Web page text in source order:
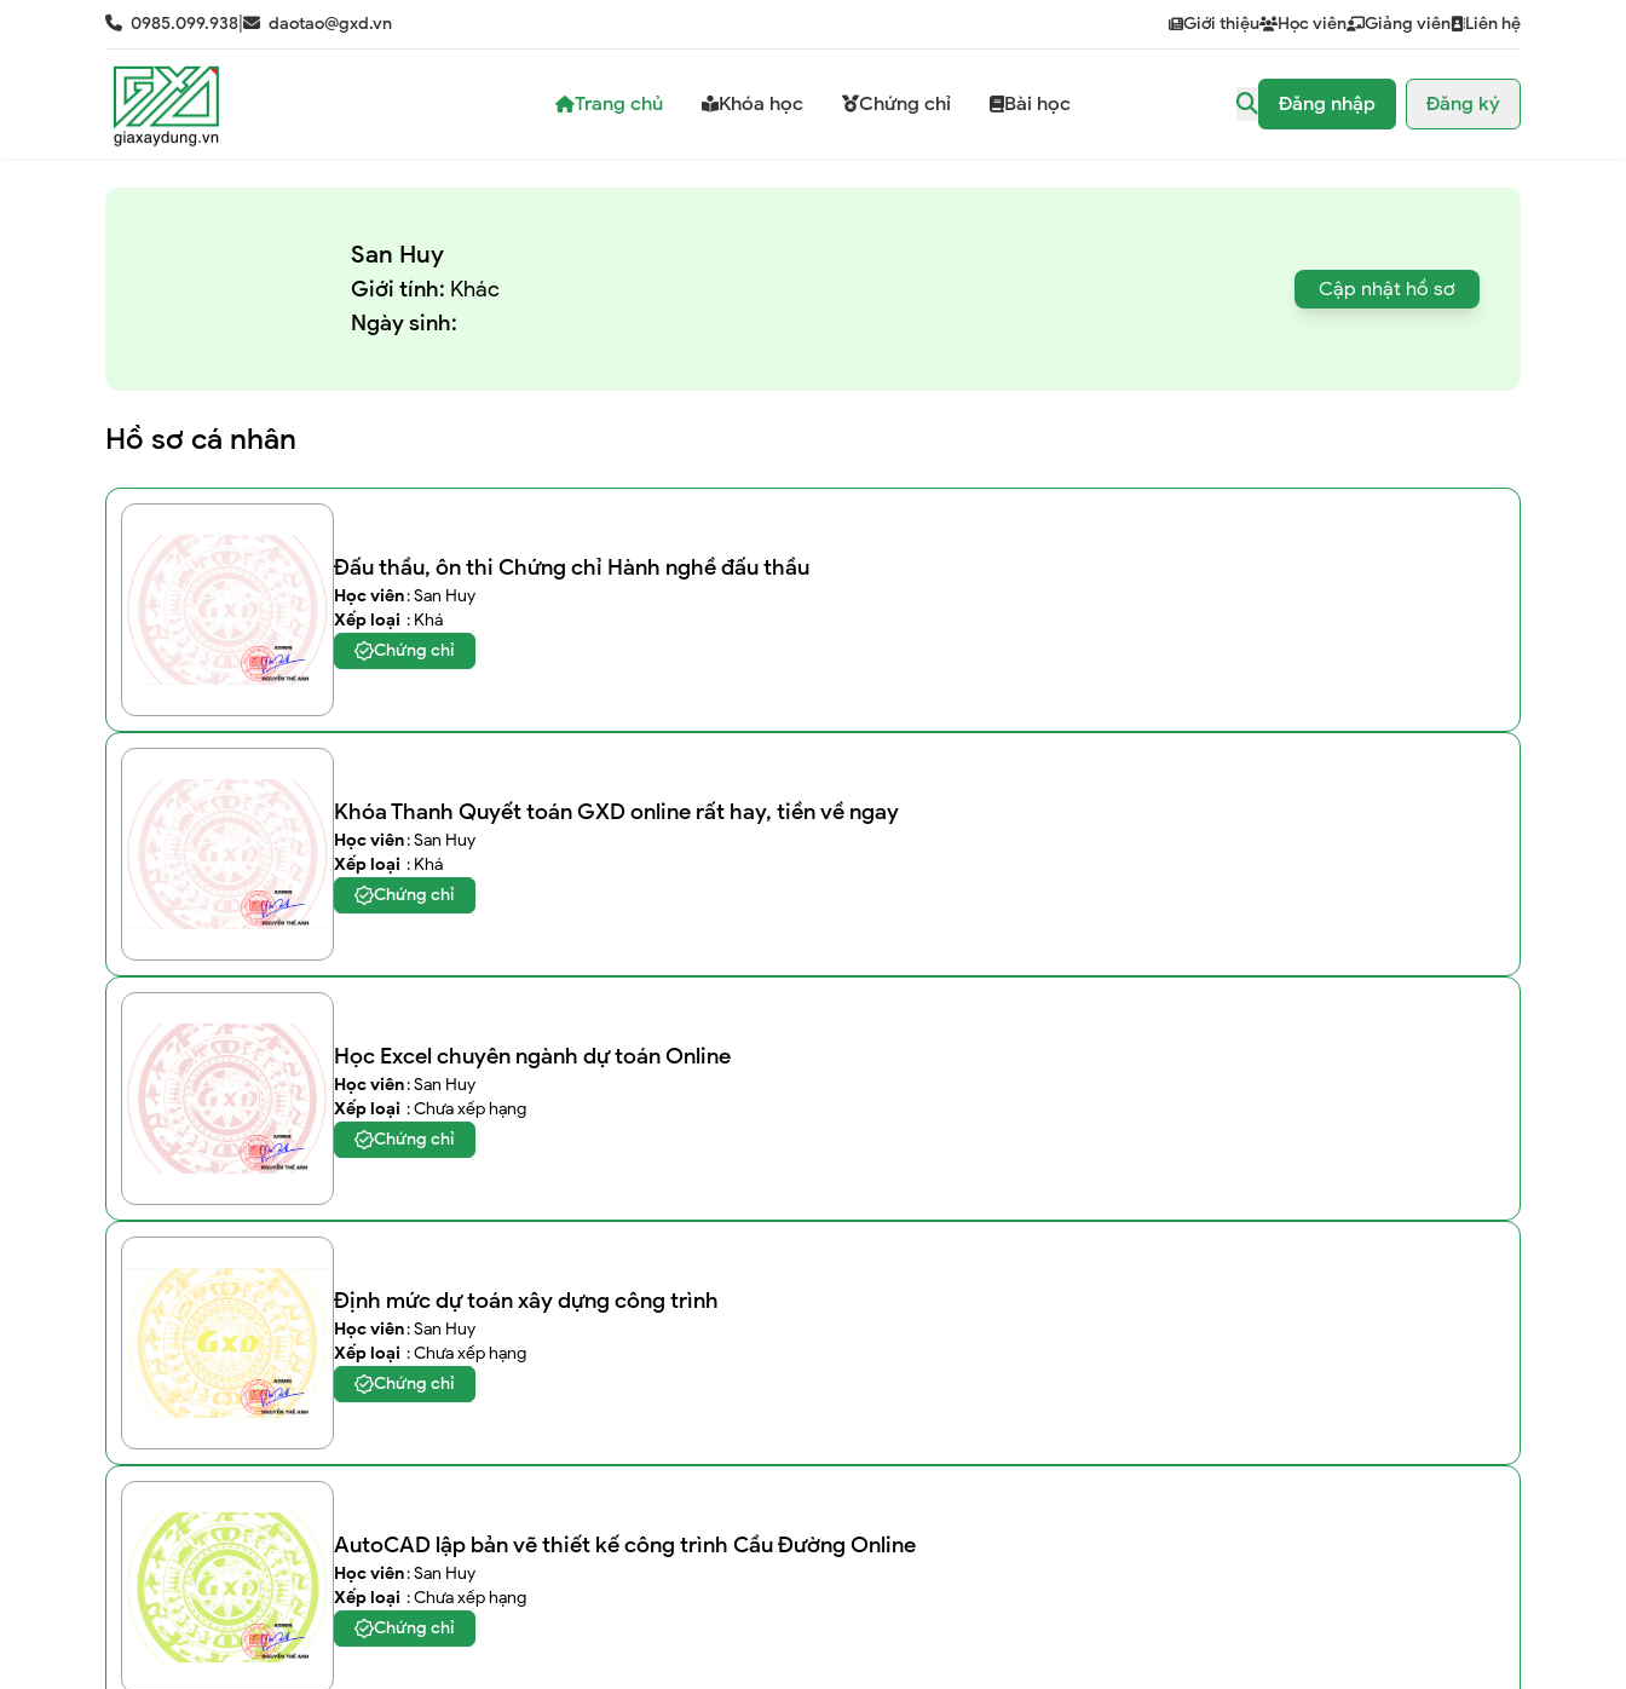
0985.099.938 daotao@gxd.vn Giới thiệu Học viên Giảng viên Liên hệ
Trang chủ Khóa học Chứng chỉ Bài học Đăng nhập Đăng ký
San Huy
Giới tính: Khác
Ngày sinh:
Cập nhật hồ sơ
Hồ sơ cá nhân
Đấu thầu, ôn thi Chứng chỉ Hành nghề đấu thầu
Học viên: San Huy
Xếp loại : Khá
Chứng chỉ
Khóa Thanh Quyết toán GXD online rất hay, tiền về ngay
Học viên: San Huy
Xếp loại : Khá
Chứng chỉ
Học Excel chuyên ngành dự toán Online
Học viên: San Huy
Xếp loại : Chưa xếp hạng
Chứng chỉ
Định mức dự toán xây dựng công trình
Học viên: San Huy
Xếp loại : Chưa xếp hạng
Chứng chỉ
AutoCAD lập bản vẽ thiết kế công trình Cầu Đường Online
Học viên: San Huy
Xếp loại : Chưa xếp hạng
Chứng chỉ